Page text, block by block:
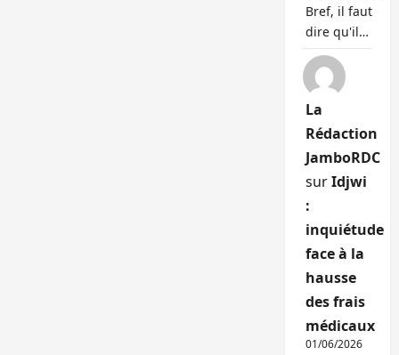
Bref, il faut
dire qu'il…
La
Rédaction
JamboRDC
surIdjwi
:
inquiétude
face à la
hausse
des frais
médicaux
01/06/2026